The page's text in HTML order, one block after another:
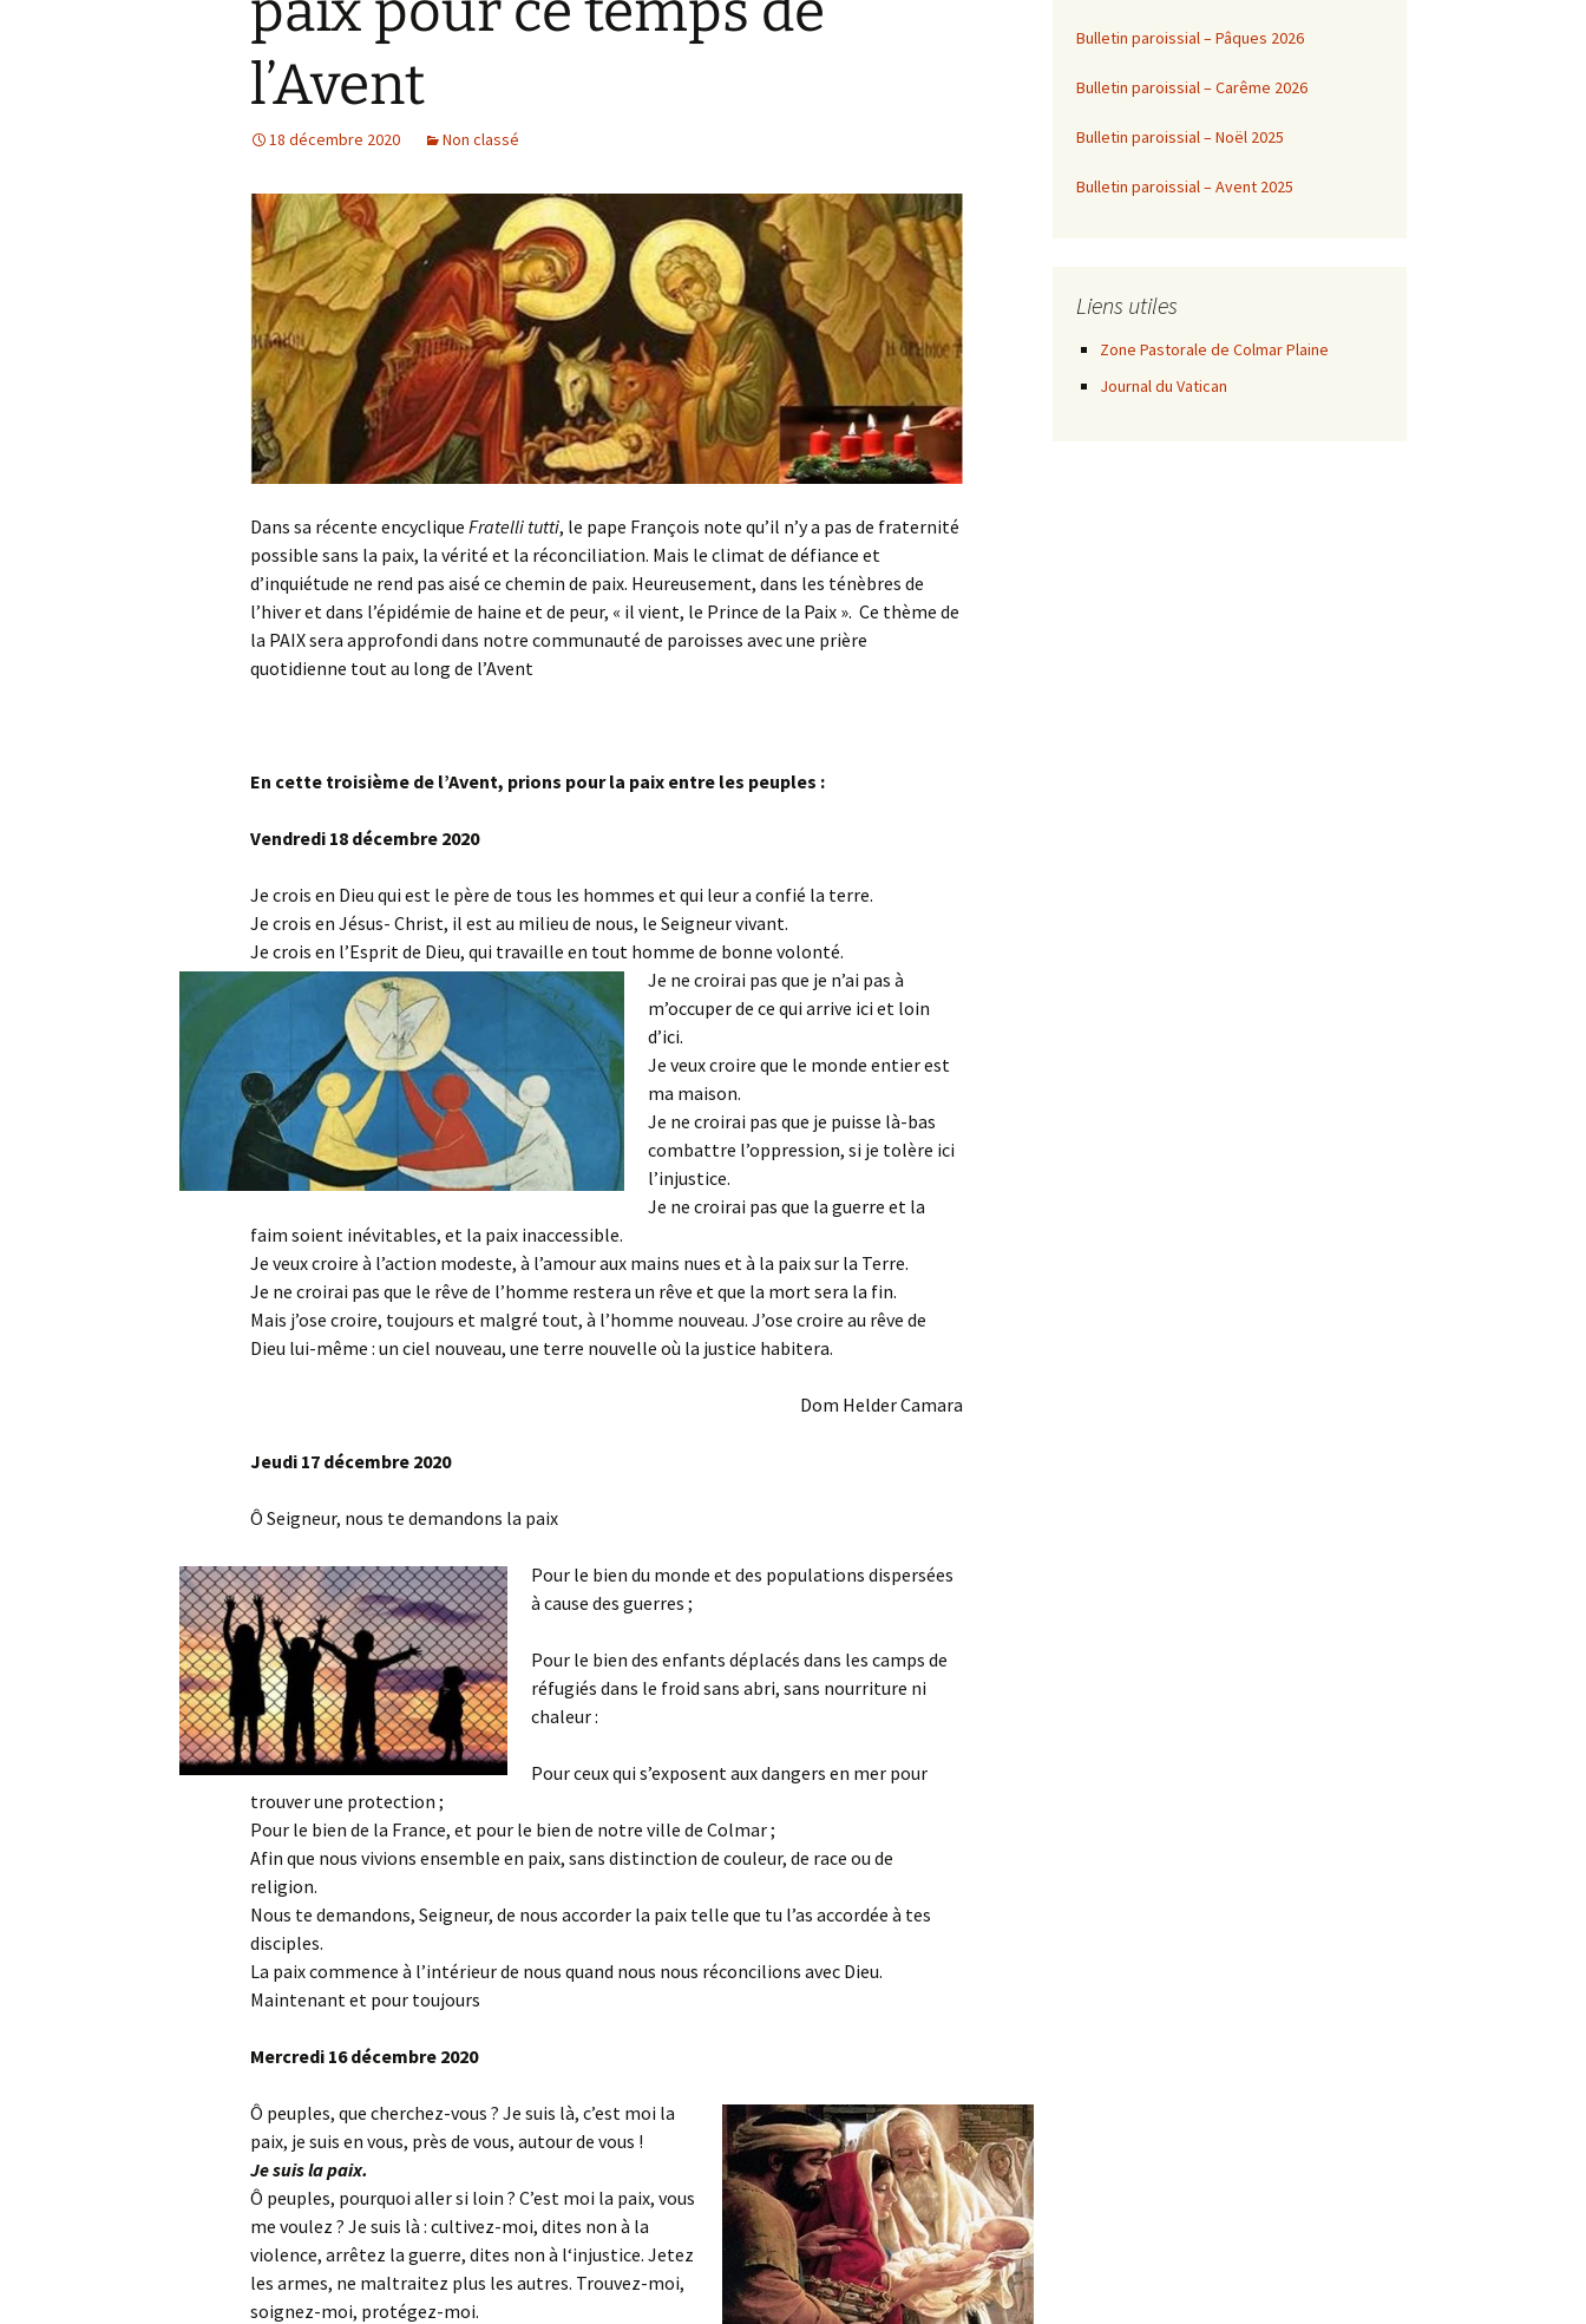
Prier pour le monde
Proposer une initiative
Partager un texte, une
expérience
de-Paul Pastorale (EAP)
l’Avent
18 décembre 2020 Non classé
Dans sa récente encyclique Fratelli tutti, le pape François note qu’il n’y a pas de fraternité
possible sans la paix, la vérité et la réconciliation. Mais le climat de défiance et
d’inquiétude ne rend pas aisé ce chemin de paix. Heureusement, dans les ténèbres de
l’hiver et dans l’épidémie de haine et de peur, « il vient, le Prince de la Paix ». Ce thème de
la PAIX sera approfondi dans notre communauté de paroisses avec une prière
quotidienne tout au long de l’Avent
En cette troisième de l’Avent, prions pour la paix entre les peuples :
Vendredi 18 décembre 2020
Je crois en Dieu qui est le père de tous les hommes et qui leur a confié la terre.
Je crois en Jésus- Christ, il est au milieu de nous, le Seigneur vivant.
Je crois en l’Esprit de Dieu, qui travaille en tout homme de bonne volonté.
Je ne croirai pas que je n’ai pas à
m’occuper de ce qui arrive ici et loin
d’ici.
Je veux croire que le monde entier est
ma maison.
Je ne croirai pas que je puisse là-bas
combattre l’oppression, si je tolère ici
l’injustice.
Je ne croirai pas que la guerre et la
faim soient inévitables, et la paix inaccessible.
Je veux croire à l’action modeste, à l’amour aux mains nues et à la paix sur la Terre.
Je ne croirai pas que le rêve de l’homme restera un rêve et que la mort sera la fin.
Mais j’ose croire, toujours et malgré tout, à l’homme nouveau. J’ose croire au rêve de
Dieu lui-même : un ciel nouveau, une terre nouvelle où la justice habitera.
Dom Helder Camara
Jeudi 17 décembre 2020
Ô Seigneur, nous te demandons la paix
Pour le bien du monde et des populations dispersées
à cause des guerres ;
Pour le bien des enfants déplacés dans les camps de
réfugiés dans le froid sans abri, sans nourriture ni
chaleur :
Pour ceux qui s’exposent aux dangers en mer pour
trouver une protection ;
Pour le bien de la France, et pour le bien de notre ville de Colmar ;
Afin que nous vivions ensemble en paix, sans distinction de couleur, de race ou de
religion.
Nous te demandons, Seigneur, de nous accorder la paix telle que tu l’as accordée à tes
disciples.
La paix commence à l’intérieur de nous quand nous nous réconcilions avec Dieu.
Maintenant et pour toujours
Mercredi 16 décembre 2020
Ô peuples, que cherchez-vous ? Je suis là, c’est moi la
paix, je suis en vous, près de vous, autour de vous !
Je suis la paix.
Ô peuples, pourquoi aller si loin ? C’est moi la paix, vous
me voulez ? Je suis là : cultivez-moi, dites non à la
violence, arrêtez la guerre, dites non à l‘injustice. Jetez
les armes, ne maltraitez plus les autres. Trouvez-moi,
soignez-moi, protégez-moi.
Bulletin paroissial – Pâques 2026
Bulletin paroissial – Carême 2026
Bulletin paroissial – Noël 2025
Bulletin paroissial – Avent 2025
Liens utiles
Zone Pastorale de Colmar Plaine
Journal du Vatican